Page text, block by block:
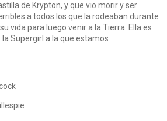
de Krypton, y que vio morir y ser
a todos los que la rodeaban durante
vida para luego venir a la Tierra. Ella es
Supergirl a la que estamos